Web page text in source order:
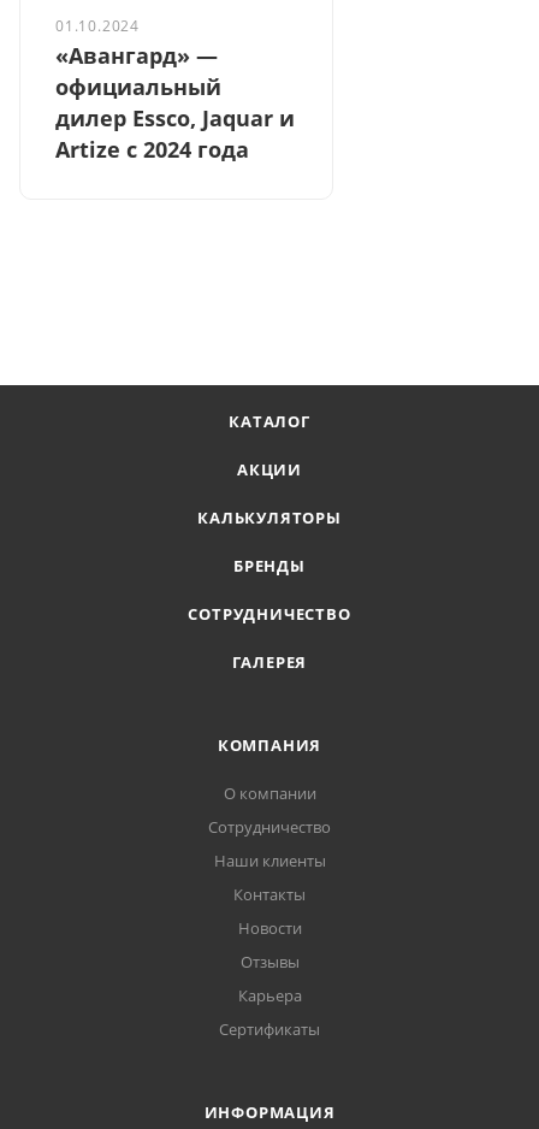
01.10.2024
«Авангард» —
официальный
дилер Essco, Jaquar и
Artize с 2024 года
КАТАЛОГ
АКЦИИ
КАЛЬКУЛЯТОРЫ
БРЕНДЫ
СОТРУДНИЧЕСТВО
ГАЛЕРЕЯ
КОМПАНИЯ
О компании
Сотрудничество
Наши клиенты
Контакты
Новости
Отзывы
Карьера
Сертификаты
ИНФОРМАЦИЯ